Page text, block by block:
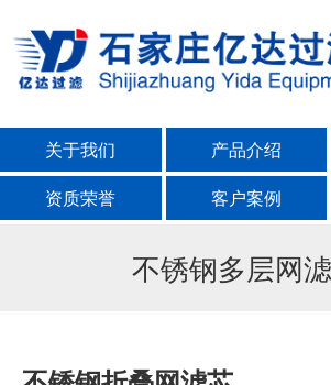
关于我们 产品介绍
资质荣誉
客户案例
不锈钢多层网